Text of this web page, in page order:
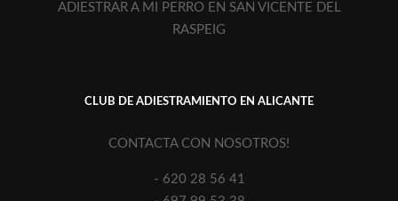
ADIESTRAR A MI PERRO EN SAN VICENTE DEL
RASPEIG
CLUB DE ADIESTRAMIENTO EN ALICANTE
CONTACTA CON NOSOTROS!
- 620 28 56 41